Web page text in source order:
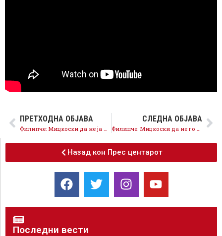
ПРЕТХОДНА ОБЈАВА СЛЕДНА ОБЈАВА
Назад кон Прес центарот
Последни вести